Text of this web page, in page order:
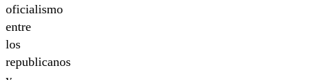
oficialismo
entre
los
republicanos